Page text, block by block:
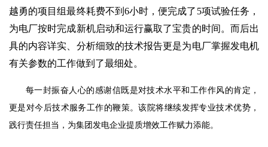
越勇的项目组最终耗费不到6小时，便完成了5项试验任务，
为电厂按时完成新机启动和运行赢取了宝贵的时间。而后出
具的内容详实、分析细致的技术报告更是为电厂掌握发电机
有关参数的工作做到了最细处。
每一封振奋人心的感谢信既是对技术水平和工作作风的肯定，
更是对今后技术服务工作的鞭策。该院将继续发挥专业技术优势，
践行责任担当，为集团发电企业提质增效工作赋力添能。